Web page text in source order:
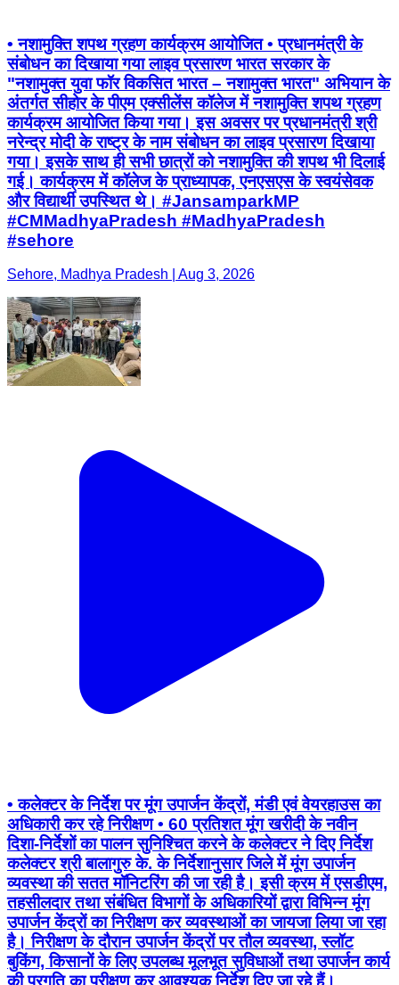
• नशामुक्ति शपथ ग्रहण कार्यक्रम आयोजित • प्रधानमंत्री के
संबोधन का दिखाया गया लाइव प्रसारण भारत सरकार के
"नशामुक्त युवा फॉर विकसित भारत – नशामुक्त भारत" अभियान के
अंतर्गत सीहोर के पीएम एक्सीलेंस कॉलेज में नशामुक्ति शपथ ग्रहण
कार्यक्रम आयोजित किया गया। इस अवसर पर प्रधानमंत्री श्री
नरेन्द्र मोदी के राष्ट्र के नाम संबोधन का लाइव प्रसारण दिखाया
गया। इसके साथ ही सभी छात्रों को नशामुक्ति की शपथ भी दिलाई
गई। कार्यक्रम में कॉलेज के प्राध्यापक, एनएसएस के स्वयंसेवक
और विद्यार्थी उपस्थित थे। #JansamparkMP
#CMMadhyaPradesh #MadhyaPradesh
#sehore
Sehore, Madhya Pradesh | Aug 3, 2026
• कलेक्टर के निर्देश पर मूंग उपार्जन केंद्रों, मंडी एवं वेयरहाउस का
अधिकारी कर रहे निरीक्षण • 60 प्रतिशत मूंग खरीदी के नवीन
दिशा-निर्देशों का पालन सुनिश्चित करने के कलेक्टर ने दिए निर्देश
कलेक्टर श्री बालागुरु के. के निर्देशानुसार जिले में मूंग उपार्जन
व्यवस्था की सतत मॉनिटरिंग की जा रही है। इसी क्रम में एसडीएम,
तहसीलदार तथा संबंधित विभागों के अधिकारियों द्वारा विभिन्न मूंग
उपार्जन केंद्रों का निरीक्षण कर व्यवस्थाओं का जायजा लिया जा रहा
है। निरीक्षण के दौरान उपार्जन केंद्रों पर तौल व्यवस्था, स्लॉट
बुकिंग, किसानों के लिए उपलब्ध मूलभूत सुविधाओं तथा उपार्जन कार्य
की प्रगति का परीक्षण कर आवश्यक निर्देश दिए जा रहे हैं।